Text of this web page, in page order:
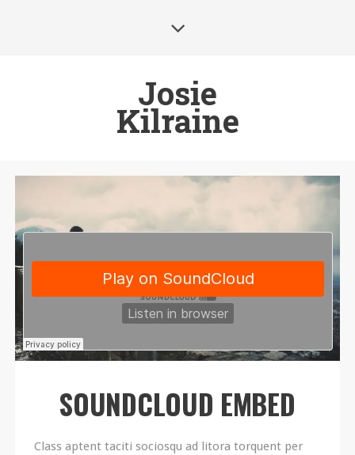
Josie
Kilraine
SOUNDCLOUD EMBED
Class aptent taciti sociosqu ad litora torquent per